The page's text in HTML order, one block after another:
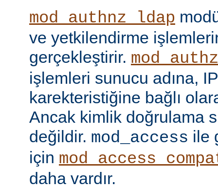
mod_authnz_ldap
ve yetkilendirme
gerçekleştirir.
işlemleri sunucu adına,
karekteristiğine bağlı
Ancak kimlik doğrulama
değildir. mod_access ile
için
daha vardır.